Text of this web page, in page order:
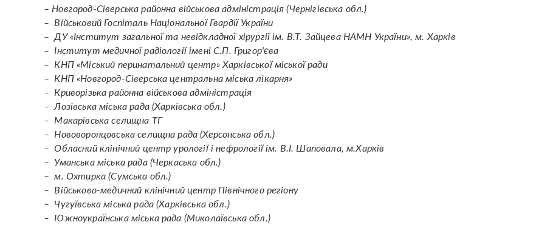
– Новгород-Сіверська районна військова адміністрація (Чернігівська обл.)
– Військовий Госпіталь Національної Гвардії України
– ДУ «Інститут загальної та невідкладної хірургії ім. В.Т. Зайцева НАМН України», м. Харків
– Інститут медичної радіології імені С.П. Григор'єва
– КНП «Міський перинатальний центр» Харківської міської ради
– КНП «Новгород-Сіверська центральна міська лікарня»
– Криворізька районна військова адміністрація
– Лозівська міська рада (Харківська обл.)
– Макарівська селищна ТГ
– Нововоронцовська селищна рада (Херсонська обл.)
– Обласний клінічний центр урології і нефрології ім. В.І. Шаповала, м.Харків
– Уманська міська рада (Черкаська обл.)
– м. Охтирка (Сумська обл.)
– Військово-медичний клінічний центр Північного регіону
– Чугуївська міська рада (Харківська обл.)
– Южноукраїнська міська рада (Миколаївська обл.)